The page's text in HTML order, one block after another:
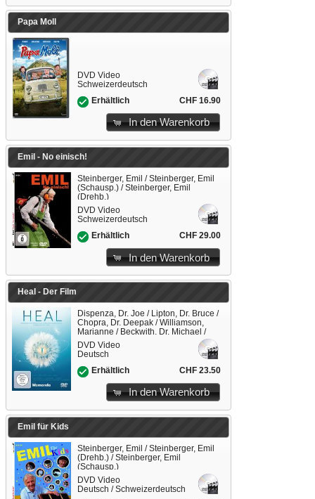
Papa Moll
DVD Video
Schweizerdeutsch
Erhältlich
CHF 16.90
In den Warenkorb
Emil - No einisch!
Steinberger, Emil / Steinberger, Emil
(Schausp.) / Steinberger, Emil
(Drehb.)
DVD Video
Schweizerdeutsch
Erhältlich
CHF 29.00
In den Warenkorb
Heal - Der Film
Dispenza, Dr. Joe / Lipton, Dr. Bruce /
Chopra, Dr. Deepak / Williamson,
Marianne / Beckwith, Dr. Michael /
Braden, Gregg / William, Anthony /
Moorjani, Anita
DVD Video
Deutsch
Erhältlich
CHF 23.50
In den Warenkorb
Emil für Kids
Steinberger, Emil / Steinberger, Emil
(Drehb.) / Steinberger, Emil
(Schausp.)
DVD Video
Deutsch / Schweizerdeutsch